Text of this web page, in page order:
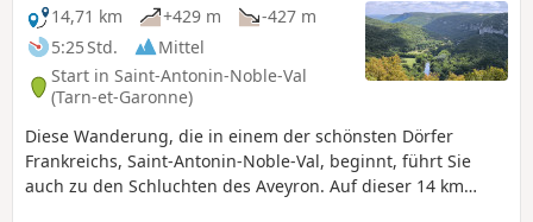
14,71 km
+429 m
-427 m
5:25 Std.
Mittel
Start in Saint-Antonin-Noble-Val
(Tarn-et-Garonne)
Diese Wanderung, die in einem der schönsten Dörfer
Frankreichs, Saint-Antonin-Noble-Val, beginnt, führt Sie
auch zu den Schluchten des Aveyron. Auf dieser 14 km